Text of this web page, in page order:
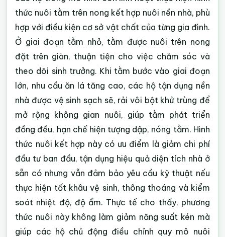
thức nuôi tằm trên nong kết hợp nuôi nền nhà, phù
hợp với điều kiện cơ sở vật chất của từng gia đình.
Ở giai đoạn tằm nhỏ, tằm được nuôi trên nong
đặt trên giàn, thuận tiện cho việc chăm sóc và
theo dõi sinh trưởng. Khi tằm bước vào giai đoạn
lớn, nhu cầu ăn lá tăng cao, các hộ tận dụng nền
nhà được vệ sinh sạch sẽ, rải vôi bột khử trùng để
mở rộng không gian nuôi, giúp tằm phát triển
đồng đều, hạn chế hiện tượng dập, nóng tằm. Hình
thức nuôi kết hợp này có ưu điểm là giảm chi phí
đầu tư ban đầu, tận dụng hiệu quả diện tích nhà ở
sẵn có nhưng vẫn đảm bảo yêu cầu kỹ thuật nếu
thực hiện tốt khâu vệ sinh, thông thoáng và kiểm
soát nhiệt độ, độ ẩm. Thực tế cho thấy, phương
thức nuôi này không làm giảm năng suất kén mà
giúp các hộ chủ động điều chỉnh quy mô nuôi